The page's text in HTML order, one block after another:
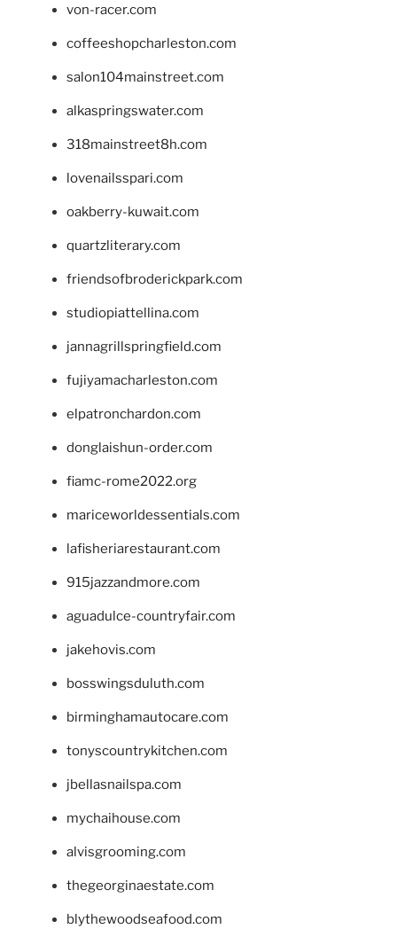
von-racer.com
coffeeshopcharleston.com
salon104mainstreet.com
alkaspringswater.com
318mainstreet8h.com
lovenailsspari.com
oakberry-kuwait.com
quartzliterary.com
friendsofbroderickpark.com
studiopiattellina.com
jannagrillspringfield.com
fujiyamacharleston.com
elpatronchardon.com
donglaishun-order.com
fiamc-rome2022.org
mariceworldessentials.com
lafisheriarestaurant.com
915jazzandmore.com
aguadulce-countryfair.com
jakehovis.com
bosswingsduluth.com
birminghamautocare.com
tonyscountrykitchen.com
jbellasnailspa.com
mychaihouse.com
alvisgrooming.com
thegeorginaestate.com
blythewoodseafood.com